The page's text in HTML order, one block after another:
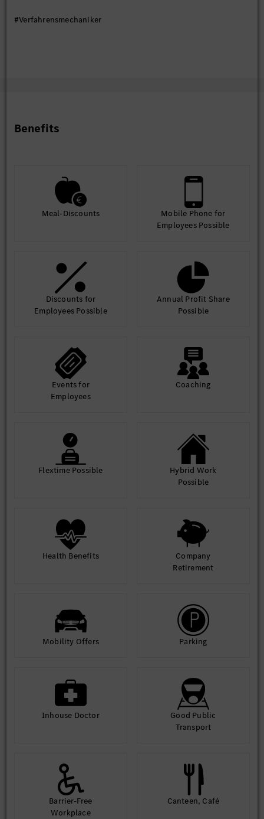
#Verfahrensmechaniker
Benefits
Meal-Discounts
Mobile Phone for
Employees Possible
Discounts for
Employees Possible
Annual Profit Share
Possible
Events for
Employees
Coaching
Flextime Possible
Hybrid Work
Possible
Health Benefits
Company
Retirement
Mobility Offers Parking
Inhouse Doctor
Good Public
Transport
Barrier-Free
Workplace
Canteen, Café